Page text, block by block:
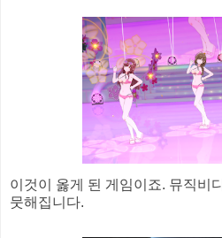
이것이 옳게 된 게임이죠. 뮤직비
뭇해집니다.